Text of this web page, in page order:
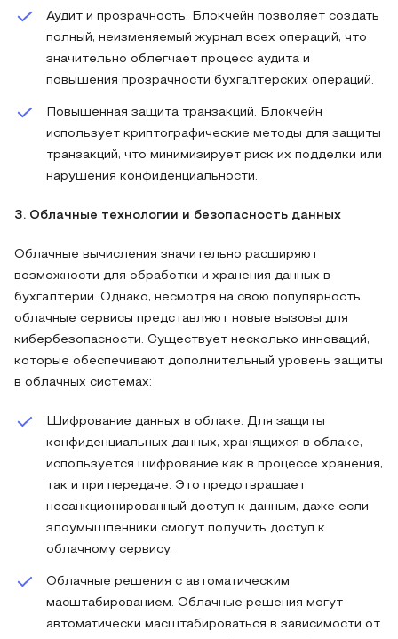
Аудит и прозрачность. Блокчейн позволяет создать
полный, неизменяемый журнал всех операций, что
значительно облегчает процесс аудита и
повышения прозрачности бухгалтерских операций.
Повышенная защита транзакций. Блокчейн
использует криптографические методы для защиты
транзакций, что минимизирует риск их подделки или
нарушения конфиденциальности.
3. Облачные технологии и безопасность данных
Облачные вычисления значительно расширяют
возможности для обработки и хранения данных в
бухгалтерии. Однако, несмотря на свою популярность,
облачные сервисы представляют новые вызовы для
кибербезопасности. Существует несколько инноваций,
которые обеспечивают дополнительный уровень защиты
в облачных системах:
Шифрование данных в облаке. Для защиты
конфиденциальных данных, хранящихся в облаке,
используется шифрование как в процессе хранения,
так и при передаче. Это предотвращает
несанкционированный доступ к данным, даже если
злоумышленники смогут получить доступ к
облачному сервису.
Облачные решения с автоматическим
масштабированием. Облачные решения могут
автоматически масштабироваться в зависимости от